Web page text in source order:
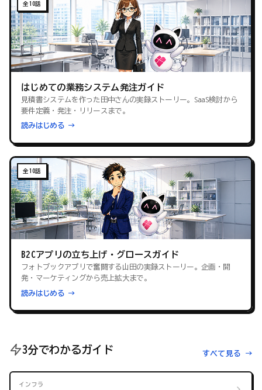
全10話
はじめての業務システム発注ガイド
見積書システムを作った田中さんの実録ストーリー。SaaS検討から
要件定義・発注・リリースまで。
読みはじめる →
全10話
B2Cアプリの立ち上げ・グロースガイド
フォトブックアプリで奮闘する山田の実録ストーリー。企画・開
発・マーケティングから売上拡大まで。
読みはじめる →
3分でわかるガイド すべて見る →
インフラ